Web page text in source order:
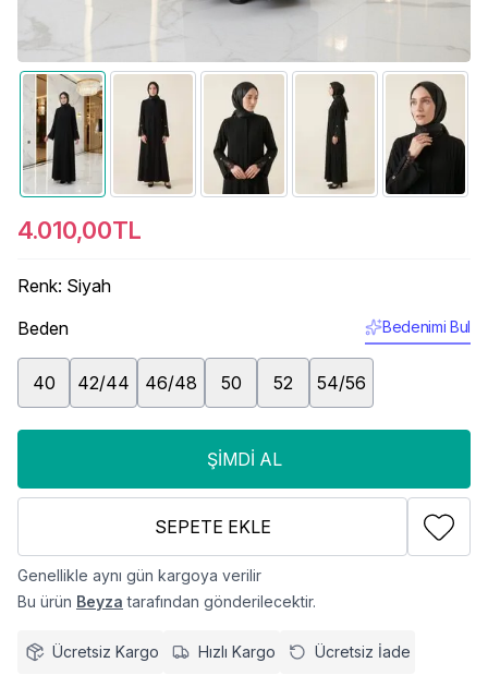
4.010,00TL
Renk: Siyah
Beden
Bedenimi Bul
40 42/44 46/48 50 52 54/56
ŞIMDI AL
SEPETE EKLE
Genellikle aynı gün kargoya verilir
Bu ürün Beyza tarafından gönderilecektir.
Ücretsiz Kargo Hızlı Kargo Ücretsiz İade